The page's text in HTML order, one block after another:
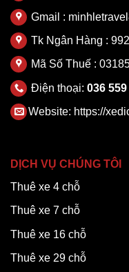
Gmail :
Tk Ngân Hàng :
Mã Số Thuế :
Điện thoại: 036
Website: https://
DỊCH VỤ CHÚNG TÔI
Thuê xe 4 chỗ
Thuê xe 7 chỗ
Thuê xe 16 chỗ
Thuê xe 29 chỗ